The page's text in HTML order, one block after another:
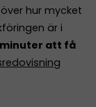
hur mycket
är i
minuter att få